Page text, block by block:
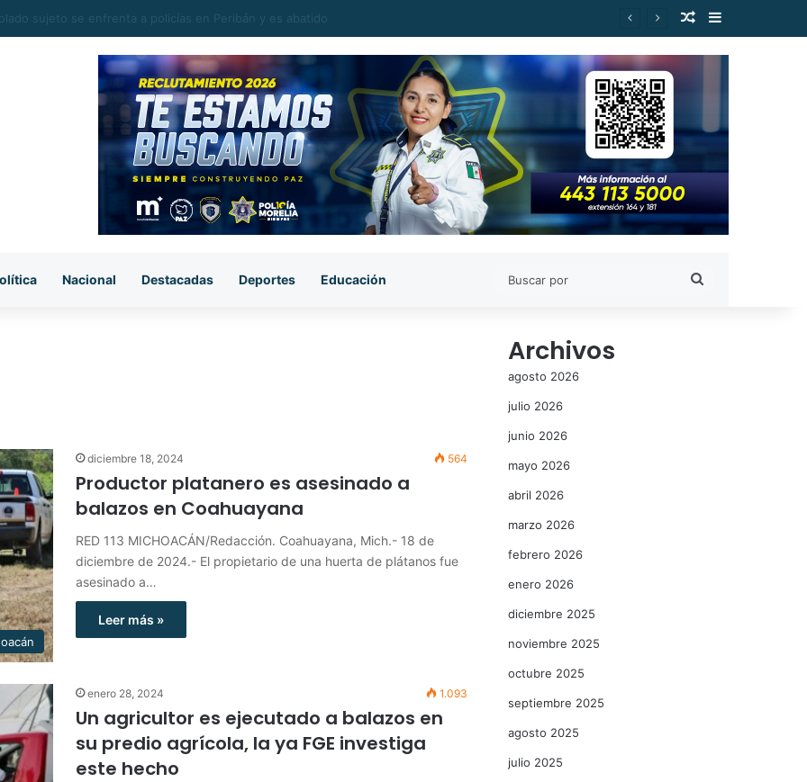
a presunto ladrón tras ingresar a un colegio en la colonia Doctor Miguel Silva, en Morelia Publicación al
Barra lateral
Nacional Destacadas Deportes Educación
diciembre 18, 2024 564
Productor platanero es asesinado a
balazos en Coahuayana
RED 113 MICHOACÁN/Redacción. Coahuayana, Mich.- 18 de
diciembre de 2024.- El propietario de una huerta de plátanos fue
asesinado a…
Leer más »
enero 28, 2024 1.093
Un agricultor es ejecutado a balazos en
su predio agrícola, la ya FGE investiga
este hecho
Archivos
agosto 2026
julio 2026
junio 2026
mayo 2026
abril 2026
marzo 2026
febrero 2026
enero 2026
diciembre 2025
noviembre 2025
octubre 2025
septiembre 2025
agosto 2025
julio 2025